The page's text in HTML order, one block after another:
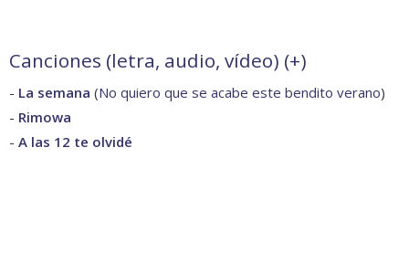
Canciones (letra, audio, vídeo) (+)
- La semana (No quiero que se acabe este bendito verano)
- Rimowa
- A las 12 te olvidé